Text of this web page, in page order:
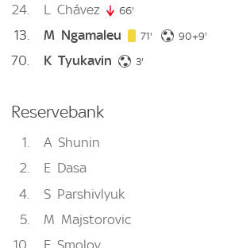
24 L Chávez 66'
13 M Ngamaleu 71' 71. minute
90+9'
70 K Tyukavin 3'
Reservebank
1 A Shunin
2
E Dasa
4
S Parshivlyuk
5
M Majstorovic
10
F Smolov